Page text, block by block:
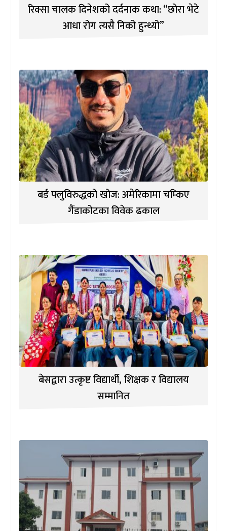
रिक्सा चालक दिनेशको दर्दनाक कथा: “छोरा भेटे
आधा रोग त्यसै निको हुन्थ्यो”
बर्ड फ्लुविरुद्धको खोज: अमेरिकामा चम्किए
गैंडाकोटका विवेक ढकाल
बेसद्वारा उत्कृष्ट विद्यार्थी, शिक्षक र विद्यालय
सम्मानित